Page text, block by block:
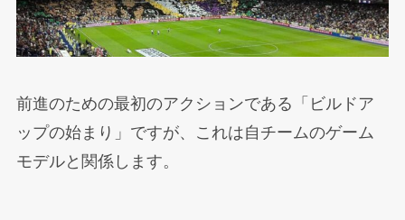
前進のための最初のアクションである「ビルドア
ップの始まり」ですが、これは自チームのゲーム
モデルと関係します。